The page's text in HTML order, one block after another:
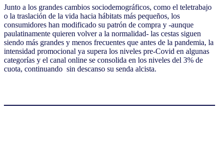
Junto a los grandes cambios sociodemográficos, como el teletrabajo
o la traslación de la vida hacia hábitats más pequeños, los
consumidores han modificado su patrón de compra y -aunque
paulatinamente quieren volver a la normalidad- las cestas siguen
siendo más grandes y menos frecuentes que antes de la pandemia, la
intensidad promocional ya supera los niveles pre-Covid en algunas
categorías y el canal online se consolida en los niveles del 3% de
cuota, continuando sin descanso su senda alcista.